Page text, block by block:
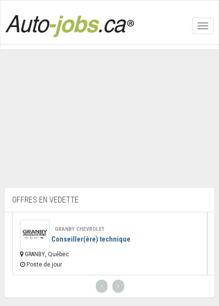
OFFRES EN VEDETTE
GRANBY CHEVROLET
Conseiller(ère) technique
GRANBY, Québec
Poste de jour